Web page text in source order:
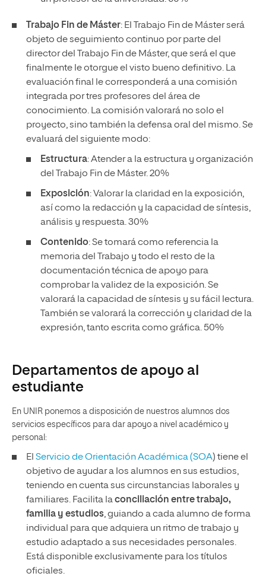
Trabajo Fin de Máster: El Trabajo Fin de Máster será
objeto de seguimiento continuo por parte del
director del Trabajo Fin de Máster, que será el que
finalmente le otorgue el visto bueno definitivo. La
evaluación final le corresponderá a una comisión
integrada por tres profesores del área de
conocimiento. La comisión valorará no solo el
proyecto, sino también la defensa oral del mismo. Se
evaluará del siguiente modo:
Estructura: Atender a la estructura y organización
del Trabajo Fin de Máster. 20%
Exposición: Valorar la claridad en la exposición,
así como la redacción y la capacidad de síntesis,
análisis y respuesta. 30%
Contenido: Se tomará como referencia la
memoria del Trabajo y todo el resto de la
documentación técnica de apoyo para
comprobar la validez de la exposición. Se
valorará la capacidad de síntesis y su fácil lectura.
También se valorará la corrección y claridad de la
expresión, tanto escrita como gráfica. 50%
Departamentos de apoyo al
estudiante
En UNIR ponemos a disposición de nuestros alumnos dos
servicios específicos para dar apoyo a nivel académico y
personal:
El Servicio de Orientación Académica (SOA) tiene el
objetivo de ayudar a los alumnos en sus estudios,
teniendo en cuenta sus circunstancias laborales y
familiares. Facilita laconciliación entre trabajo,
familia y estudios, guiando a cada alumno de forma
individual para que adquiera un ritmo de trabajo y
estudio adaptado a sus necesidades personales.
Está disponible exclusivamente para los títulos
oficiales.